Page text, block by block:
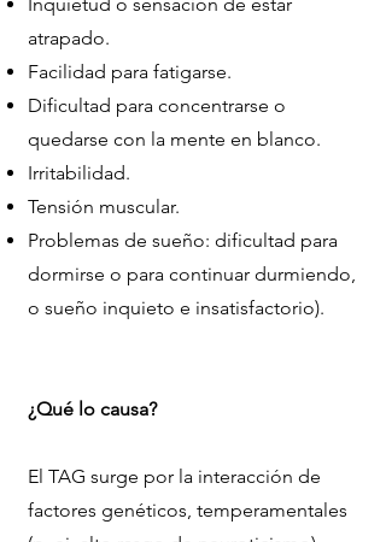
atrapado.
Facilidad para fatigarse.
Dificultad para concentrarse o
quedarse con la mente en blanco.
Irritabilidad.
Tensión muscular.
Problemas de sueño: dificultad para
dormirse o para continuar durmiendo,
o sueño inquieto e insatisfactorio).
¿Qué lo causa?
El TAG surge por la interacción de
factores genéticos, temperamentales